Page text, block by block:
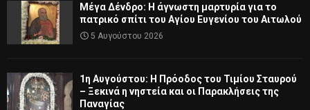
Μέγα Δένδρο: Η άγνωστη μαρτυρία για το
πατρικό σπίτι του Αγίου Ευγενίου του Αιτωλού
5 Αυγούστου 2026
1η Αυγούστου: Η Πρόοδος του Τιμίου Σταυρού
– Ξεκινά η νηστεία και οι Παρακλήσεις της
Παναγίας